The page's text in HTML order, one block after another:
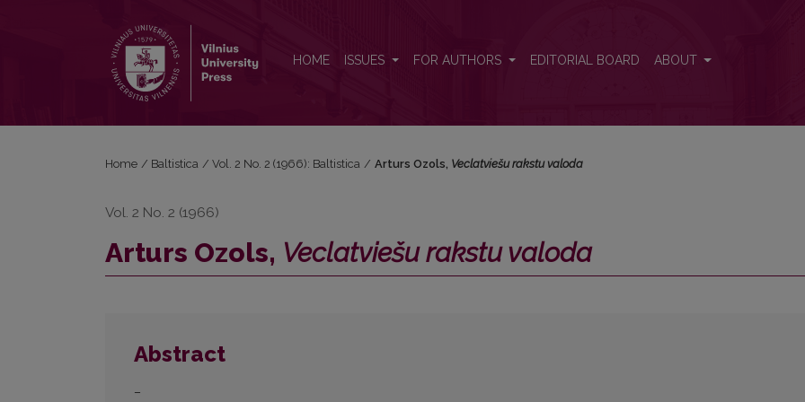
HOME ISSUES FOR AUTHORS EDITORIAL BOARD ABOUT
Home / Baltistica / Vol. 2 No. 2 (1966): Baltistica / Arturs Ozols, Veclatviešu rakstu valoda
Vol. 2 No. 2 (1966)
Arturs Ozols, Veclatviešu rakstu valoda
Abstract
–